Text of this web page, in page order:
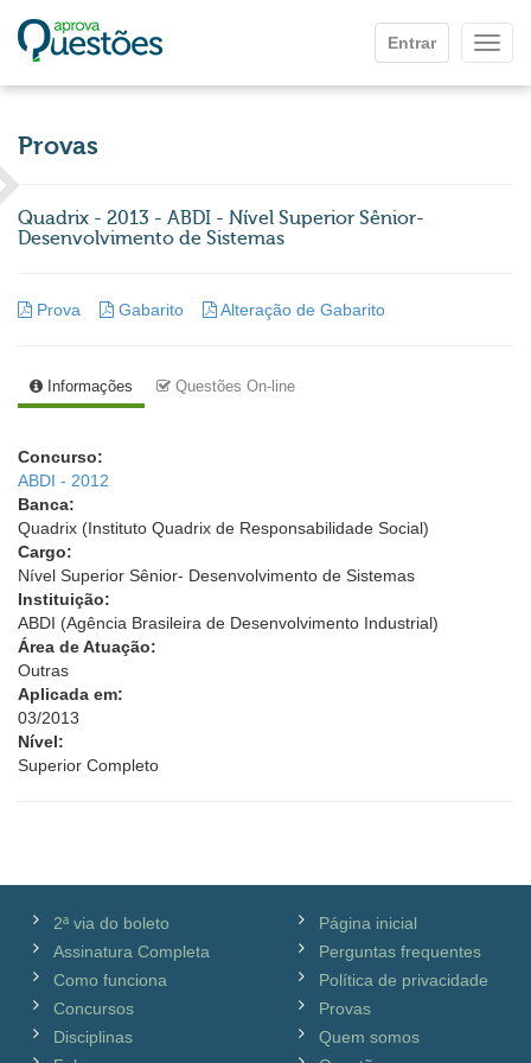
Entrar
Provas
Quadrix - 2013 - ABDI - Nível Superior Sênior-
Desenvolvimento de Sistemas
Prova Gabarito Alteração de Gabarito
Informações Questões On-line
Concurso:
ABDI - 2012
Banca:
Quadrix (Instituto Quadrix de Responsabilidade Social)
Cargo:
Nível Superior Sênior- Desenvolvimento de Sistemas
Instituição:
ABDI (Agência Brasileira de Desenvolvimento Industrial)
Área de Atuação:
Outras
Aplicada em:
03/2013
Nível:
Superior Completo
2ª via do boleto
Assinatura Completa
Como funciona
Concursos
Disciplinas
Página inicial
Perguntas frequentes
Política de privacidade
Provas
Quem somos